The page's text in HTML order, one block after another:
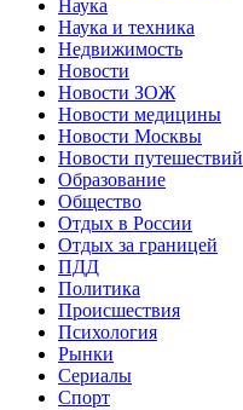
Наука
Наука и техника
Недвижимость
Новости
Новости ЗОЖ
Новости медицины
Новости Москвы
Новости путешествий
Образование
Общество
Отдых в России
Отдых за границей
ПДД
Политика
Происшествия
Психология
Рынки
Сериалы
Спорт